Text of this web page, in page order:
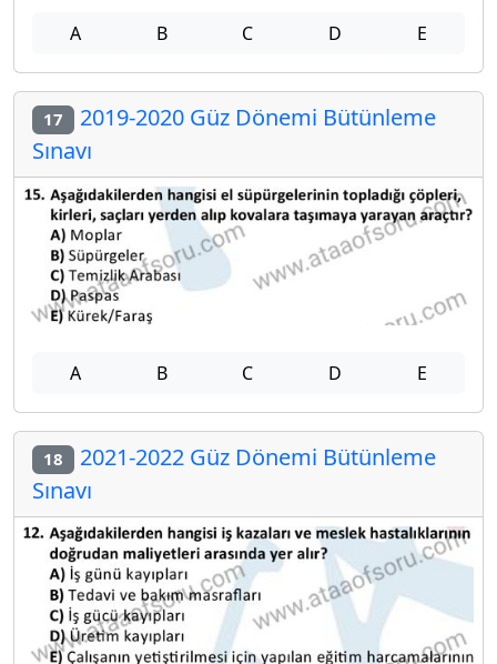
A B C D E
17 2019-2020 Güz Dönemi Bütünleme
Sınavı
A B C D E
18 2021-2022 Güz Dönemi Bütünleme
Sınavı